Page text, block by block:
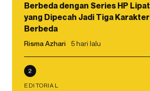
Berbeda dengan Series HP Lipat
yang Dipecah Jadi Tiga Karakter
Berbeda
Risma Azhari 5 hari lalu
2
EDITORIAL